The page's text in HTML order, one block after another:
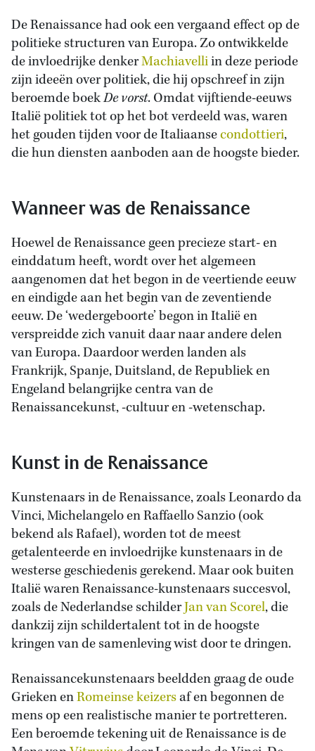
De Renaissance had ook een vergaand effect op de
politieke structuren van Europa. Zo ontwikkelde
de invloedrijke denkerMachiavelliin deze periode
zijn ideeën over politiek, die hij opschreef in zijn
beroemde boekDe vorst. Omdat vijftiende-eeuws
Italië politiek tot op het bot verdeeld was, waren
het gouden tijden voor de Italiaansecondottieri,
die hun diensten aanboden aan de hoogste bieder.
Wanneer was de Renaissance
Hoewel de Renaissance geen precieze start- en
einddatum heeft, wordt over het algemeen
aangenomen dat het begon in de veertiende eeuw
en eindigde aan het begin van de zeventiende
eeuw. De ‘wedergeboorte’ begon in Italië en
verspreidde zich vanuit daar naar andere delen
van Europa. Daardoor werden landen als
Frankrijk, Spanje, Duitsland, de Republiek en
Engeland belangrijke centra van de
Renaissancekunst, -cultuur en -wetenschap.
Kunst in de Renaissance
Kunstenaars in de Renaissance, zoals Leonardo da
Vinci, Michelangelo en Raffaello Sanzio (ook
bekend als Rafael), worden tot de meest
getalenteerde en invloedrijke kunstenaars in de
westerse geschiedenis gerekend. Maar ook buiten
Italië waren Renaissance-kunstenaars succesvol,
zoals de Nederlandse schilderJan van Scorel, die
dankzij zijn schildertalent tot in de hoogste
kringen van de samenleving wist door te dringen.
Renaissancekunstenaars beeldden graag de oude
Grieken enRomeinse keizersaf en begonnen de
mens op een realistische manier te portretteren.
Een beroemde tekening uit de Renaissance is de